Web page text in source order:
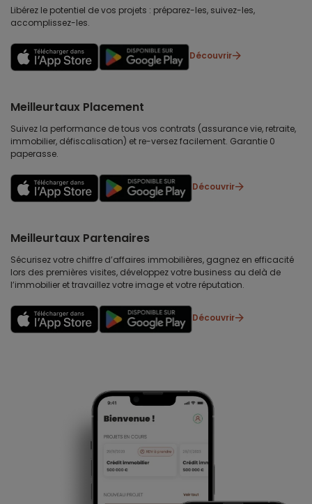
Libérez le potentiel de vos projets : préparez-les, suivez-les,
accomplissez-les.
Découvrir
Meilleurtaux Placement
Suivez la performance de tous vos contrats (assurance vie, retraite,
immobilier, défiscalisation) et re-versez facilement. Garantie 0
paperasse.
Découvrir
Meilleurtaux Partenaires
Sécurisez votre chiffre d’affaires immobilières, gagnez en efficacité
lors des premières visites, développez votre business au delà de
l’immobilier et travaillez votre image et votre réputation.
Découvrir